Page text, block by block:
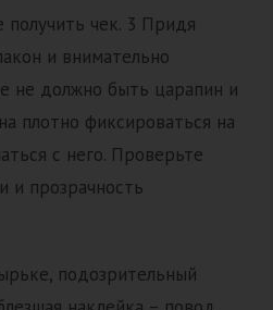
получить чек. 3 Придя
и внимательно
не должно быть царапин и
плотно фиксироваться на
с него. Проверьте
и прозрачность
подозрительный